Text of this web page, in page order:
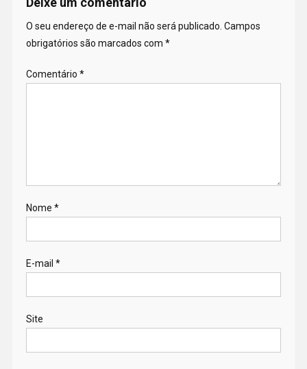
O seu endereço de e-mail não será publicado. Campos
obrigatórios são marcados com *
Comentário *
Nome *
E-mail *
Site